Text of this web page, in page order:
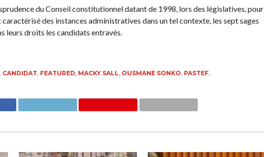
du Conseil constitutionnel datant de 1998, lors des législatives, pour
caractérisé des instances administratives dans un tel contexte, les sept sages
leurs droits les candidats entravés.
CANDIDAT, FEATURED, MACKY SALL, OUSMANE SONKO, PASTEF,